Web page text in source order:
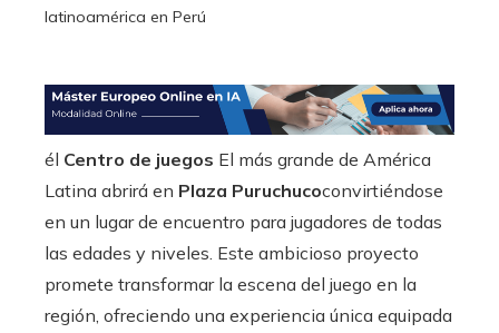
latinoamérica en Perú
él Centro de juegos El más grande de América
Latina abrirá en Plaza Puruchucoconvirtiéndose
en un lugar de encuentro para jugadores de todas
las edades y niveles. Este ambicioso proyecto
promete transformar la escena del juego en la
región, ofreciendo una experiencia única equipada